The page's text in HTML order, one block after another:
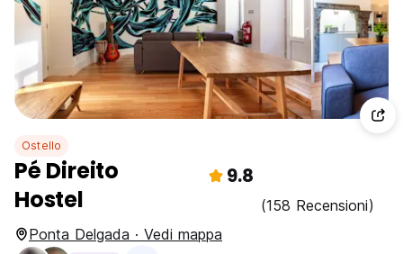
Ostello
Pé Direito
Hostel
9.8
(158 Recensioni)
Ponta Delgada · Vedi mappa